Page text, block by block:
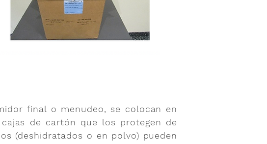
final o menudeo, se colocan en
de cartón que los protegen de
(deshidratados o en polvo) pueden